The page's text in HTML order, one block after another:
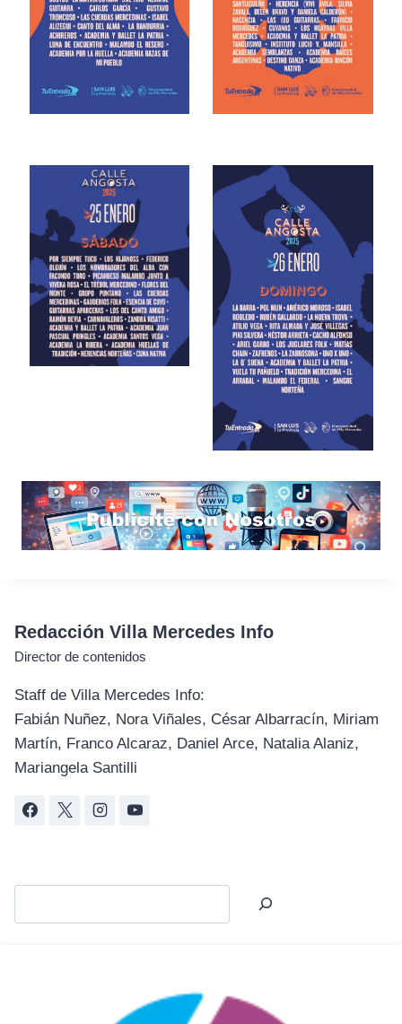
Redacción Villa Mercedes Info
Director de contenidos
Staff de Villa Mercedes Info:
Fabián Nuñez, Nora Viñales, César Albarracín, Miriam
Martín, Franco Alcaraz, Daniel Arce, Natalia Alaniz,
Mariangela Santilli